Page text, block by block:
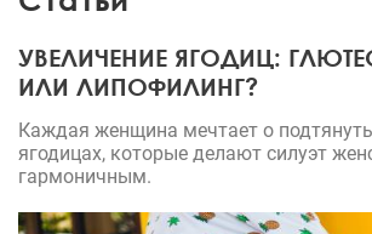
УВЕЛИЧЕНИЕ ЯГОДИЦ:
ИЛИ ЛИПОФИЛИНГ?
Каждая женщина мечтает о
ягодицах, которые делают силуэт
гармоничным.